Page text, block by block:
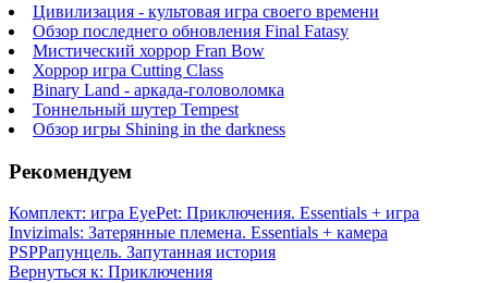
Цивилизация - культовая игра своего времени
Обзор последнего обновления Final Fatasy
Мистический хоррор Fran Bow
Хоррор игра Cutting Class
Binary Land - аркада-головоломка
Тоннельный шутер Tempest
Обзор игры Shining in the darkness
Рекомендуем
Комплект: игра EyePet: Приключения. Essentials + игра
Invizimals: Затерянные племена. Essentials + камера
PSPРапунцель. Запутанная история
Вернуться к: Приключения